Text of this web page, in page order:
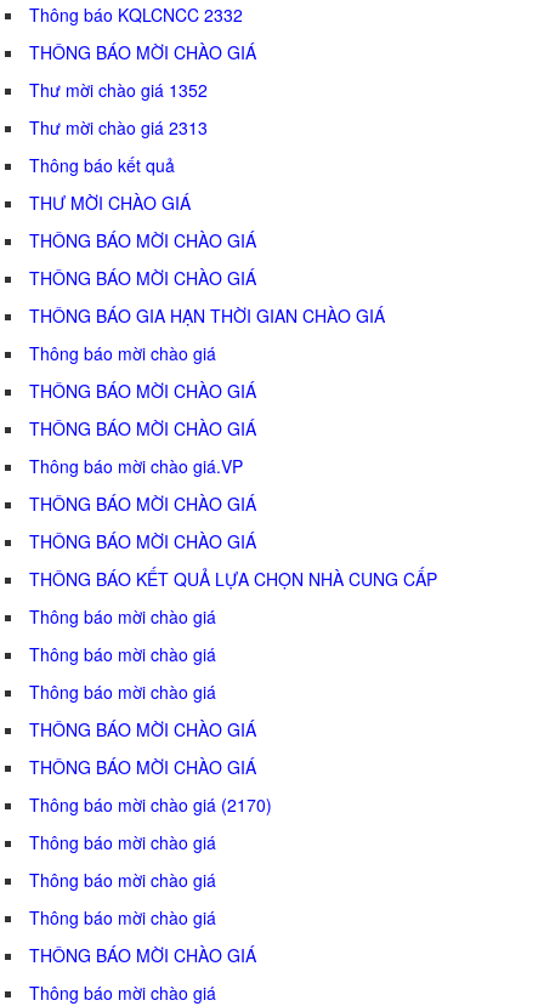
Thông báo KQLCNCC 2332
THÔNG BÁO MỜI CHÀO GIÁ
Thư mời chào giá 1352
Thư mời chào giá 2313
Thông báo kết quả
THƯ MỜI CHÀO GIÁ
THÔNG BÁO MỜI CHÀO GIÁ
THÔNG BÁO MỜI CHÀO GIÁ
THÔNG BÁO GIA HẠN THỜI GIAN CHÀO GIÁ
Thông báo mời chào giá
THÔNG BÁO MỜI CHÀO GIÁ
THÔNG BÁO MỜI CHÀO GIÁ
Thông báo mời chào giá.VP
THÔNG BÁO MỜI CHÀO GIÁ
THÔNG BÁO MỜI CHÀO GIÁ
THÔNG BÁO KẾT QUẢ LỰA CHỌN NHÀ CUNG CẤP
Thông báo mời chào giá
Thông báo mời chào giá
Thông báo mời chào giá
THÔNG BÁO MỜI CHÀO GIÁ
THÔNG BÁO MỜI CHÀO GIÁ
Thông báo mời chào giá (2170)
Thông báo mời chào giá
Thông báo mời chào giá
Thông báo mời chào giá
THÔNG BÁO MỜI CHÀO GIÁ
Thông báo mời chào giá